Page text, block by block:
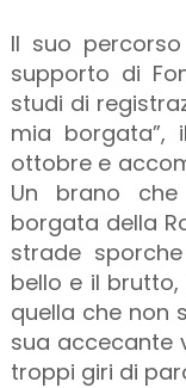
Il suo
supporto di
studi di
mia borgata”,
ottobre e
Un brano
borgata della
strade
bello e il
quella che non
sua accecante
troppi giri di